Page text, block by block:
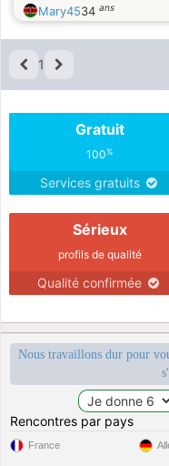
Mary4534 ans
1
Gratuit
100%
Services gratuits
Sérieux
profils de qualité
Qualité confirmée
Nous travaillons dur pour
Rencontres par pays
France